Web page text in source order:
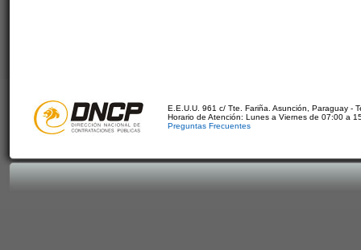
E.E.U.U. 961 c/ Tte. Fariña. Asunción, Paraguay -
Horario de Atención: Lunes a Viernes de 07:00 a
Preguntas Frecuentes